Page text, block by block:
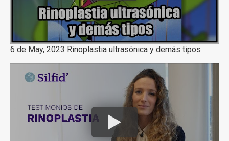
6 de May, 2023 Rinoplastia ultrasónica y demás tipos